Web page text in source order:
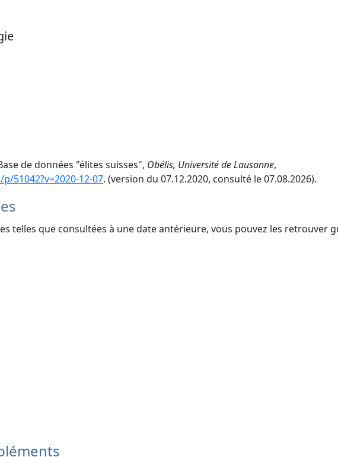
de données "élites suisses", Obélis, Université de Lausanne,
51042?v=2020-12-07. (version du 07.12.2020, consulté le 07.08.2026).
telles que consultées à une date antérieure, vous pouvez les retrouver